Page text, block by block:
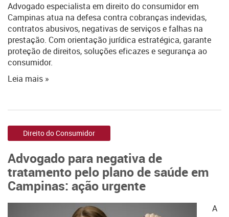
Advogado especialista em direito do consumidor em
Campinas atua na defesa contra cobranças indevidas,
contratos abusivos, negativas de serviços e falhas na
prestação. Com orientação jurídica estratégica, garante
proteção de direitos, soluções eficazes e segurança ao
consumidor.
Leia mais »
Direito do Consumidor
Advogado para negativa de
tratamento pelo plano de saúde em
Campinas: ação urgente
A